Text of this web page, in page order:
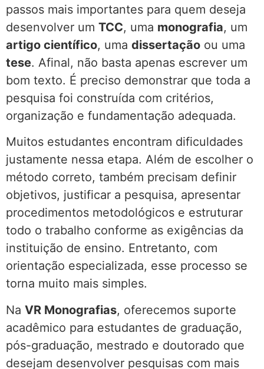
passos mais importantes para quem deseja
desenvolver um TCC, uma monografia, um
artigo científico, uma dissertação ou uma
tese. Afinal, não basta apenas escrever um
bom texto. É preciso demonstrar que toda a
pesquisa foi construída com critérios,
organização e fundamentação adequada.
Muitos estudantes encontram dificuldades
justamente nessa etapa. Além de escolher o
método correto, também precisam definir
objetivos, justificar a pesquisa, apresentar
procedimentos metodológicos e estruturar
todo o trabalho conforme as exigências da
instituição de ensino. Entretanto, com
orientação especializada, esse processo se
torna muito mais simples.
Na VR Monografias, oferecemos suporte
acadêmico para estudantes de graduação,
pós-graduação, mestrado e doutorado que
desejam desenvolver pesquisas com mais